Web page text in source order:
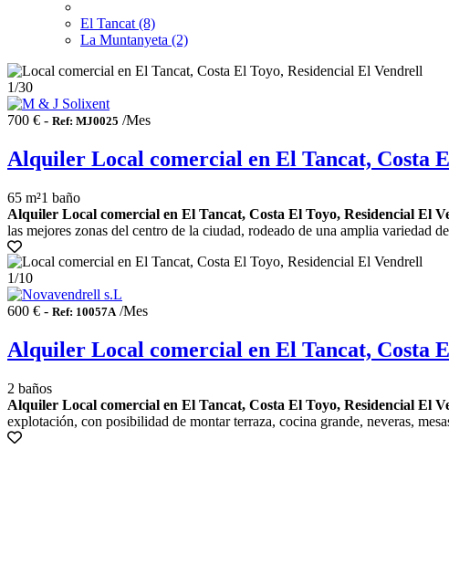
El Tancat (8)
La Muntanyeta (2)
1/30
700 € - Ref: MJ0025 /Mes
Alquiler Local comercial en El Tancat, Costa
65 m²1 baño
Alquiler Local comercial en El Tancat, Costa El Toyo, Residencial El
las mejores zonas del centro de la ciudad, rodeado de una amplia variedad
1/10
600 € - Ref: 10057A /Mes
Alquiler Local comercial en El Tancat, Costa
2 baños
Alquiler Local comercial en El Tancat, Costa El Toyo, Residencial El
explotación, con posibilidad de montar terraza, cocina grande, neveras,